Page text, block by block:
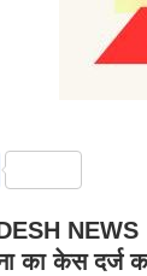
Share
NEWS
का केस दर्ज